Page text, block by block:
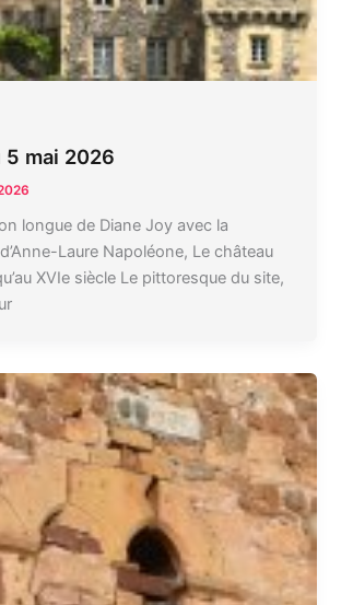
5 mai 2026
longue de Diane Joy avec la
Laure Napoléone, Le château
XVIe siècle Le pittoresque du site,